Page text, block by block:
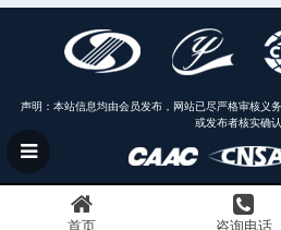
声明：本站信息均由会员发布，网站已尽严格审核义
或发布者核实确认
首页 咨询电话